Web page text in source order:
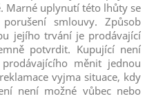
Marné uplynutí této lhůty se
smlouvy. Způsob
jejího trvání je prodávající
potvrdit. Kupující není
měnit jednou
vyjma situace, kdy
není možné vůbec nebo